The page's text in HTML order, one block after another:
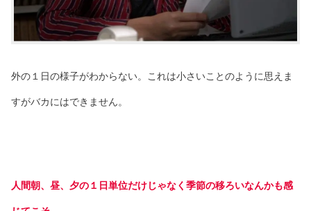
外の１日の様子がわからない。これは小さいことのように思えま
すがバカにはできません。
人間朝、昼、夕の１日単位だけじゃなく季節の移ろいなんかも感